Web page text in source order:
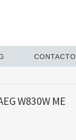
CONTACTO
W830W ME